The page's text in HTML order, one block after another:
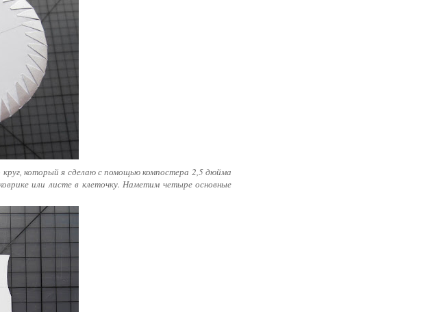
круг, который я сделаю с помощью компостера 2,5 дюйма
или листе в клеточку. Наметим четыре основные